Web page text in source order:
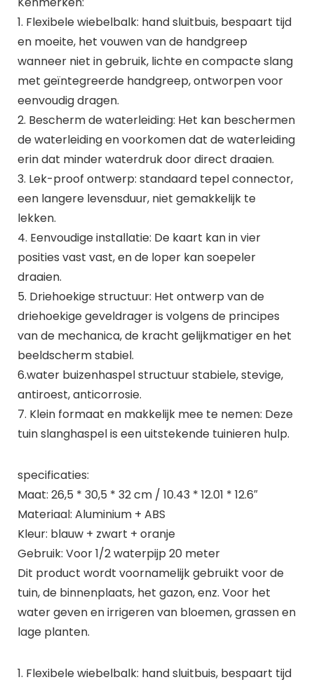
1. Flexibele wiebelbalk: hand sluitbuis, bespaart tijd
en moeite, het vouwen van de handgreep
wanneer niet in gebruik, lichte en compacte slang
met geïntegreerde handgreep, ontworpen voor
eenvoudig dragen.
2. Bescherm de waterleiding: Het kan beschermen
de waterleiding en voorkomen dat de waterleiding
erin dat minder waterdruk door direct draaien.
3. Lek-proof ontwerp: standaard tepel connector,
een langere levensduur, niet gemakkelijk te
lekken.
4. Eenvoudige installatie: De kaart kan in vier
posities vast vast, en de loper kan soepeler
draaien.
5. Driehoekige structuur: Het ontwerp van de
driehoekige geveldrager is volgens de principes
van de mechanica, de kracht gelijkmatiger en het
beeldscherm stabiel.
6.water buizenhaspel structuur stabiele, stevige,
antiroest, anticorrosie.
7. Klein formaat en makkelijk mee te nemen: Deze
tuin slanghaspel is een uitstekende tuinieren hulp.
specificaties:
Maat: 26,5 * 30,5 * 32 cm / 10.43 * 12.01 * 12.6″
Materiaal: Aluminium + ABS
Kleur: blauw + zwart + oranje
Gebruik: Voor 1/2 waterpijp 20 meter
Dit product wordt voornamelijk gebruikt voor de
tuin, de binnenplaats, het gazon, enz. Voor het
water geven en irrigeren van bloemen, grassen en
lage planten.
1. Flexibele wiebelbalk: hand sluitbuis, bespaart tijd